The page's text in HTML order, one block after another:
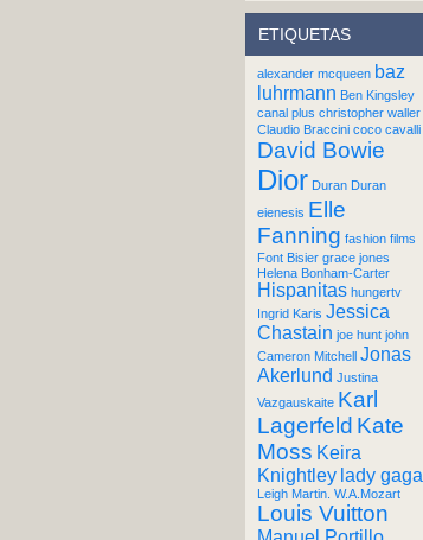
ETIQUETAS
alexander mcqueen baz
luhrmann Ben Kingsley
canal plus christopher waller
Claudio Braccini coco cavalli
David Bowie
Dior Duran Duran
eienesis Elle
Fanning fashion films
Font Bisier grace jones
Helena Bonham-Carter
Hispanitas hungertv
Ingrid Karis Jessica
Chastain joe hunt john
Cameron Mitchell Jonas
Akerlund Justina
Vazgauskaite Karl
Lagerfeld Kate
Moss Keira
Knightley lady gaga
Leigh Martin. W.A.Mozart
Louis Vuitton